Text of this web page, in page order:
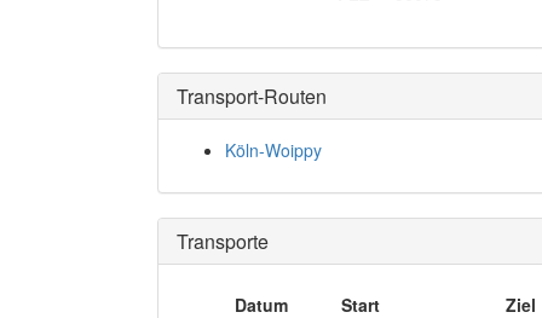
Transport-Routen
Köln-Woippy
Transporte
Datum Start
Ziel